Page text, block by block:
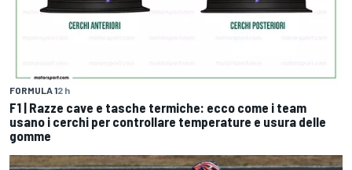
FORMULA 12 h
F1 | Razze cave e tasche termiche: ecco come i team
usano i cerchi per controllare temperature e usura delle
gomme